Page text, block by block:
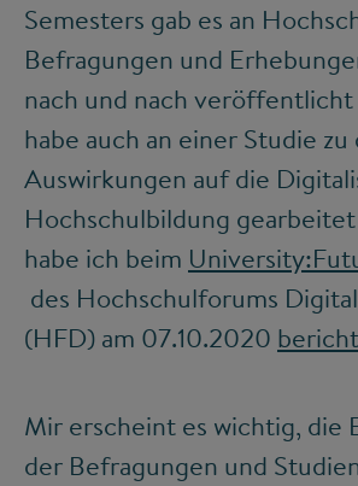
Semesters gab es an
Befragungen und
nach und nach
habe auch an einer Studie zu
Auswirkungen auf die
Hochschulbildung
habe ich beim
des Hochschulforums
(HFD) am 07.10.2020
Mir erscheint es wichtig, die
der Befragungen und